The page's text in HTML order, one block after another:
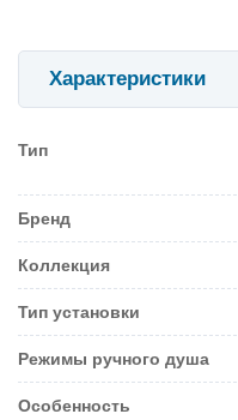
Характеристики
Тип
Бренд
Коллекция
Тип установки
Режимы ручного душа
Особенность